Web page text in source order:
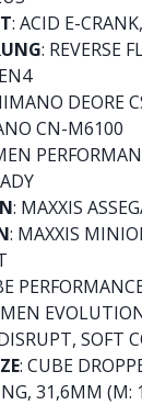
: ACID E-
: REVERSE
DEORE
CN-M6100
: MAXXIS
: MAXXIS
SOFT
: CUBE
31,6MM